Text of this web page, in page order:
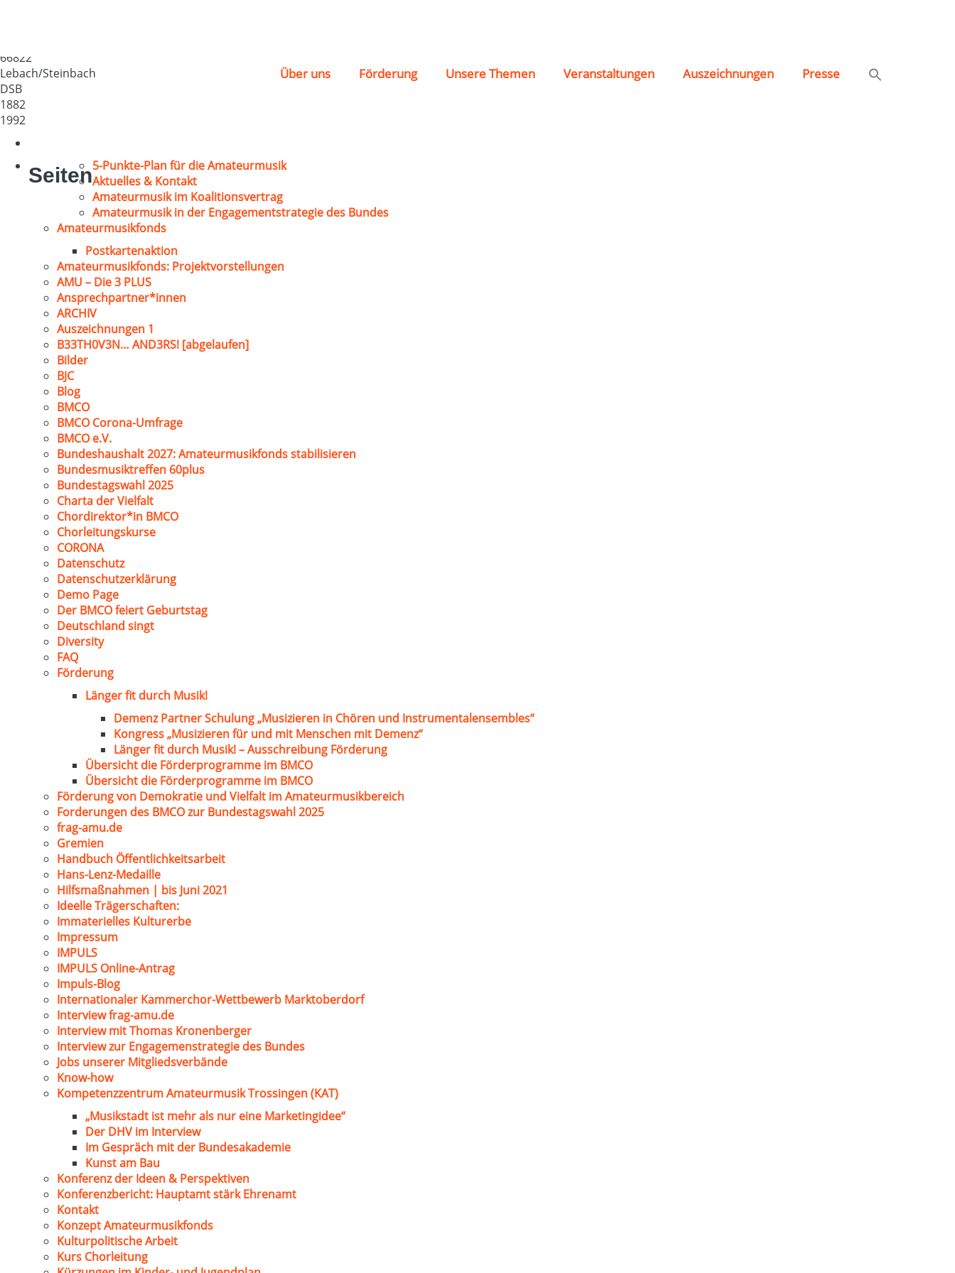
Über uns Förderung Unsere Themen Veranstaltungen Auszeichnungen Presse
66822
Lebach/Steinbach
DSB
1882
1992
Seiten5-Punkte-Plan für die Amateurmusik
Aktuelles & Kontakt
Amateurmusik im Koalitionsvertrag
Amateurmusik in der Engagementstrategie des Bundes
Amateurmusikfonds
Postkartenaktion
Amateurmusikfonds: Projektvorstellungen
AMU – Die 3 PLUS
Ansprechpartner*innen
ARCHIV
Auszeichnungen 1
B33TH0V3N… AND3RS! [abgelaufen]
Bilder
BJC
Blog
BMCO
BMCO Corona-Umfrage
BMCO e.V.
Bundeshaushalt 2027: Amateurmusikfonds stabilisieren
Bundesmusiktreffen 60plus
Bundestagswahl 2025
Charta der Vielfalt
Chordirektor*in BMCO
Chorleitungskurse
CORONA
Datenschutz
Datenschutzerklärung
Demo Page
Der BMCO feiert Geburtstag
Deutschland singt
Diversity
FAQ
Förderung
Länger fit durch Musik!
Demenz Partner Schulung „Musizieren in Chören und Instrumentalensembles“
Kongress „Musizieren für und mit Menschen mit Demenz“
Länger fit durch Musik! – Ausschreibung Förderung
Übersicht die Förderprogramme im BMCO
Übersicht die Förderprogramme im BMCO
Förderung von Demokratie und Vielfalt im Amateurmusikbereich
Forderungen des BMCO zur Bundestagswahl 2025
frag-amu.de
Gremien
Handbuch Öffentlichkeitsarbeit
Hans-Lenz-Medaille
Hilfsmaßnahmen | bis Juni 2021
Ideelle Trägerschaften:
Immaterielles Kulturerbe
Impressum
IMPULS
IMPULS Online-Antrag
Impuls-Blog
Internationaler Kammerchor-Wettbewerb Marktoberdorf
Interview frag-amu.de
Interview mit Thomas Kronenberger
Interview zur Engagemenstrategie des Bundes
Jobs unserer Mitgliedsverbände
Know-how
Kompetenzzentrum Amateurmusik Trossingen (KAT)
„Musikstadt ist mehr als nur eine Marketingidee“
Der DHV im Interview
Im Gespräch mit der Bundesakademie
Kunst am Bau
Konferenz der Ideen & Perspektiven
Konferenzbericht: Hauptamt stärk Ehrenamt
Kontakt
Konzept Amateurmusikfonds
Kulturpolitische Arbeit
Kurs Chorleitung